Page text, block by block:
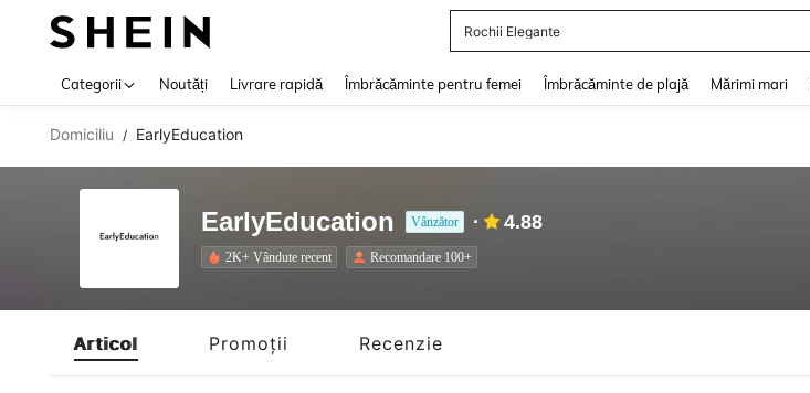
Rochii De Vară
Categorii Noutăți Livrare rapidă Îmbrăcăminte pentru femei Îmbrăcăminte de plajă Mărimi mari
Domiciliu / EarlyEducation
EarlyEducation Vânzător 4.88
2K+ Vândute recent Recomandare 100+
Articol Promoții Recenzie